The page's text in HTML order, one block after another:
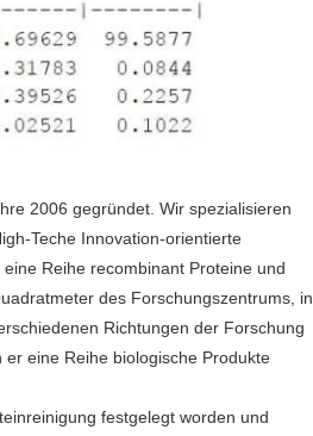
2006 gegründet. Wir spezialisieren
Teche Innovation-orientierte
Reihe recombinant Proteine und
des Forschungszentrums, in
Richtungen der Forschung
eine Reihe biologische Produkte
festgelegt worden und